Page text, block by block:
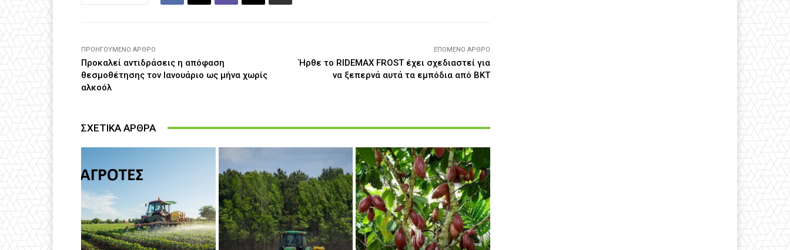
ΠΡΟΗΓΟΎΜΕΝΟ ΆΡΘΡΟ
Προκαλεί αντιδράσεις η απόφαση
θεσμοθέτησης τον Ιανουάριο ως μήνα χωρίς
αλκοόλ
ΕΠΌΜΕΝΟ ΆΡΘΡΟ
Ήρθε το RIDEMAX FROST έχει σχεδιαστεί για
να ξεπερνά αυτά τα εμπόδια από BKT
ΣΧΕΤΙΚΑ ΑΡΘΡΑ